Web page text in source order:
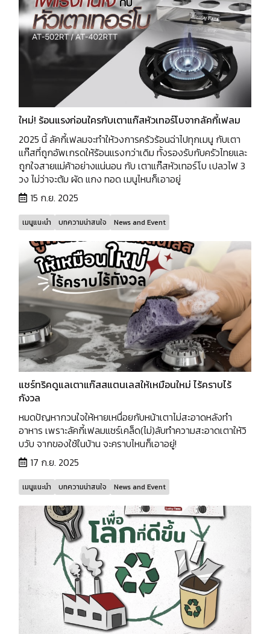
ใหม่! ร้อนแรงก่อนใครกับเตาแก๊สหัวเทอร์โบจากลัคกี้เฟลม
2025 นี้ ลัคกี้เฟลมจะทำให้วงการครัวร้อนฉ่าไปทุกเมนู กับเตา
แก๊สที่ถูกอัพเกรดให้ร้อนแรงกว่าเดิม ทั้งรองรับกับครัวไทยและ
ถูกใจสายแม่ค้าอย่างแน่นอน กับ เตาแก๊สหัวเทอร์โบ เปลวไฟ 3
วง ไม่ว่าจะต้ม ผัด แกง ทอด เมนูไหนก็เอาอยู่
15 ก.ย. 2025
เมนูแนะนำ บทความน่าสนใจ News and Event
แชร์ทริคดูแลเตาแก๊สสแตนเลสให้เหมือนใหม่ ไร้คราบไร้
กังวล
หมดปัญหากวนใจให้หายเหนื่อยกับหน้าเตาไม่สะอาดหลังทำ
อาหาร เพราะลัคกี้เฟลมแชร์เคล็ด(ไม่)ลับทำความสะอาดเตาให้วิ
บวับ จากของใช้ในบ้าน จะคราบไหนก็เอาอยู่!
17 ก.ย. 2025
เมนูแนะนำ บทความน่าสนใจ News and Event